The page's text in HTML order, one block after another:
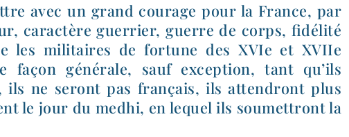
avec un grand cou­rage pour la France, par
carac­tère guer­rier, guerre de corps, fidé­li­té
les mili­taires de for­tune des XVIe et XVIIe
façon géné­rale, sauf excep­tion, tant qu’ils
ils ne seront pas fran­çais, ils atten­dront plus
le jour du med­hi, en lequel ils sou­met­tront la